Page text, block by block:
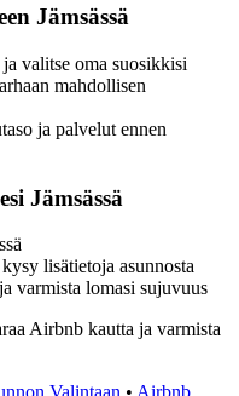
Jämsässä
valitse oma suosikkisi
mahdollisen
ja palvelut ennen
Jämsässä
lisätietoja asunnosta
varmista lomasi sujuvuus
Airbnb kautta ja varmista